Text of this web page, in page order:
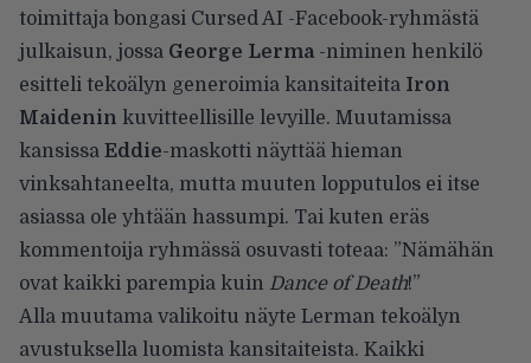
toimittaja bongasi Cursed AI -Facebook-ryhmästä
julkaisun, jossa George Lerma-niminen henkilö
esitteli tekoälyn generoimia kansitaiteita Iron
Maidenin kuvitteellisille levyille. Muutamissa
kansissa Eddie-maskotti näyttää hieman
vinksahtaneelta, mutta muuten lopputulos ei itse
asiassa ole yhtään hassumpi. Tai kuten eräs
kommentoija ryhmässä osuvasti toteaa: ”Nämähän
ovat kaikki parempia kuin Dance of Death!”
Alla muutama valikoitu näyte Lerman tekoälyn
avustuksella luomista kansitaiteista. Kaikki